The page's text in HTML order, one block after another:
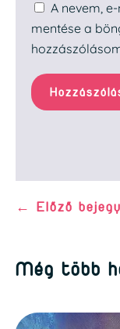
A nevem,
mentése a
← Előző
Még több